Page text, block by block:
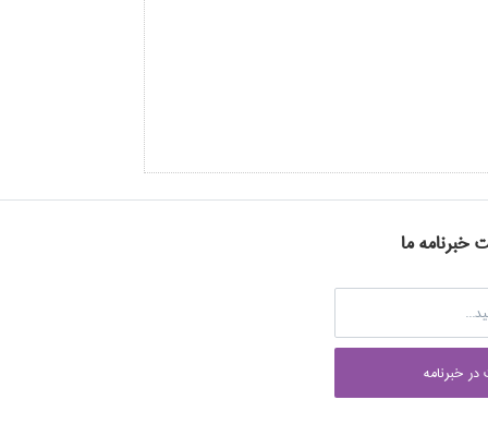
خبرنامه ما
خبرنامه